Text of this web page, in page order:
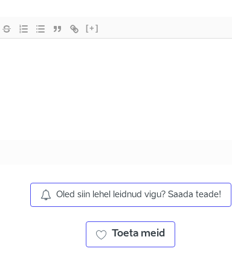
[+]
Oled siin lehel leidnud vigu? Saada teade!
Toeta meid